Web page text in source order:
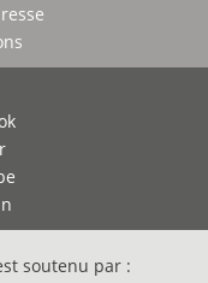
soutenu par :